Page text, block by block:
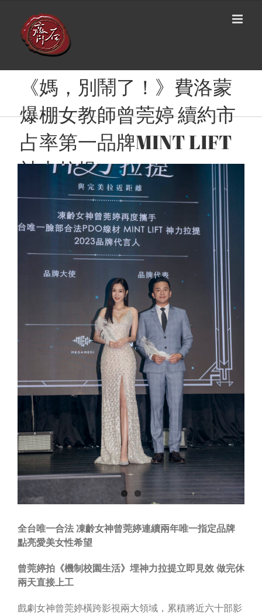
content
《媽，別鬧了！》費洛蒙
爆棚女教師曾莞婷 續約市
占率第一品牌MINT LIFT
神力拉提
Image
全台唯一合法 凍齡女神曾莞婷連續兩年唯一指定品牌
點亮愛美女性希望
曾莞婷拍《機制校園生活》埋神力拉提立即見效 做完休
兩天直接上工
戲劇女神曾莞婷橫跨影視兩大領域，累積將近六十部影